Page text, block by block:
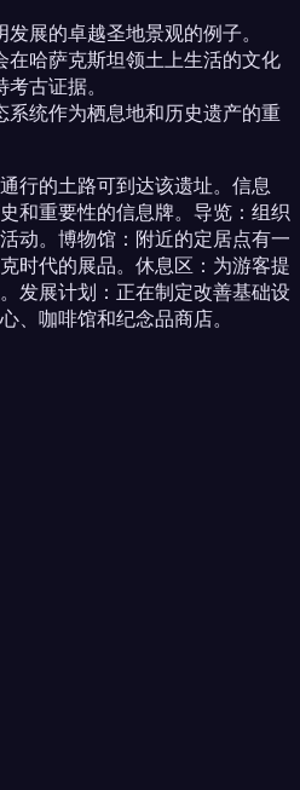
展的卓越圣地景观的例子。
在哈萨克斯坦领土上生活的文化
古证据。
系统作为栖息地和历史遗产的重
行的土路可到达该遗址。信息
和重要性的信息牌。导览：组织
动。博物馆：附近的定居点有一
时代的展品。休息区：为游客提
发展计划：正在制定改善基础设
、咖啡馆和纪念品商店。